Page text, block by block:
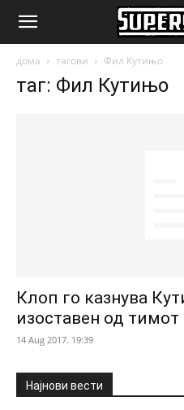
SuperSport.mk
дома тагови Фил Кутињо
таг: Фил Кутињо
Клоп го казнува
изоставен од
14 Aug 2017. 19:39
Најнови вести